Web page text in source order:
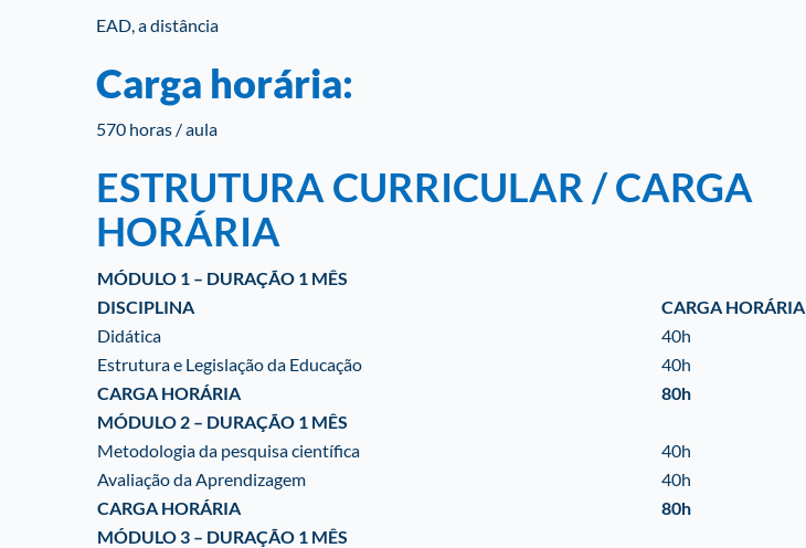
EAD, a distância
Carga horária:
570 horas / aula
ESTRUTURA CURRICULAR / CARGA
HORÁRIA
MÓDULO 1 – DURAÇÃO 1 MÊS
DISCIPLINA
CARGA HORÁRIA
Didática
40h
Estrutura e Legislação da Educação
40h
CARGA HORÁRIA
80h
MÓDULO 2 – DURAÇÃO 1 MÊS
Metodologia da pesquisa científica
40h
Avaliação da Aprendizagem
40h
CARGA HORÁRIA
80h
MÓDULO 3 – DURAÇÃO 1 MÊS